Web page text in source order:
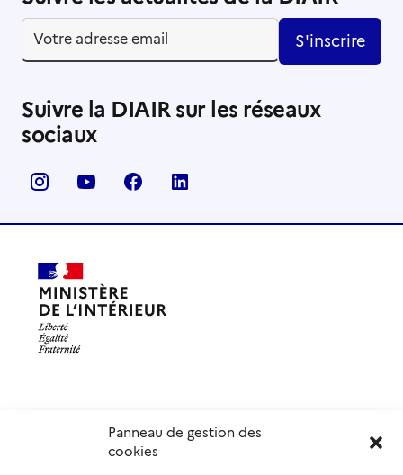
Panneau de gestion des
cookies
S'inscrire
Suivre la DIAIR sur les réseaux
sociaux
Délégation interministérielle à l’accueil et à l’intégration